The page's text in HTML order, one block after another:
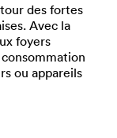
des fortes
Avec la
foyers
ou appareils